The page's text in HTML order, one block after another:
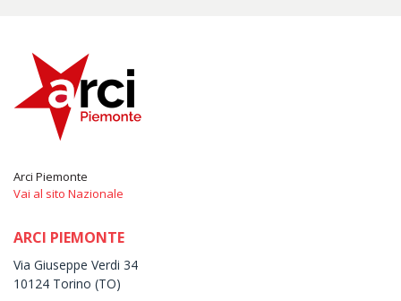
Arci Piemonte
Vai al sito Nazionale
ARCI PIEMONTE
Via Giuseppe Verdi 34
10124 Torino (TO)